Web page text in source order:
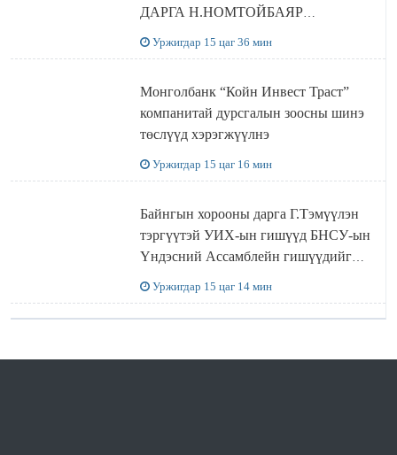
ДАРГА Н.НОМТОЙБАЯР
Уржигдар 15 цаг 36 мин
Монголбанк “Койн Инвест Траст”
компанитай дурсгалын зоосны шинэ
төслүүд хэрэгжүүлнэ
Уржигдар 15 цаг 16 мин
Байнгын хорооны дарга Г.Тэмүүлэн
тэргүүтэй УИХ-ын гишүүд БНСУ-ын
Үндэсний Ассамблейн гишүүдийг
Уржигдар 15 цаг 14 мин